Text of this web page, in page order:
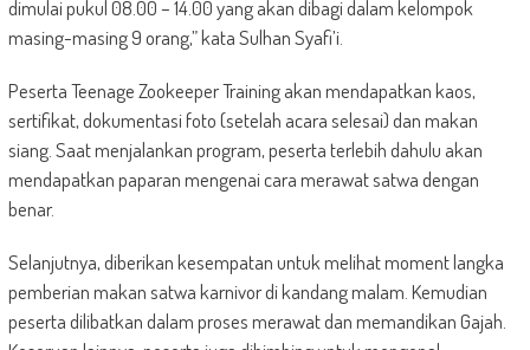
dimulai pukul 08.00 – 14.00 yang akan dibagi dalam kelompok
masing-masing 9 orang,” kata Sulhan Syafi’i.
Peserta Teenage Zookeeper Training akan mendapatkan kaos,
sertifikat, dokumentasi foto (setelah acara selesai) dan makan
siang. Saat menjalankan program, peserta terlebih dahulu akan
mendapatkan paparan mengenai cara merawat satwa dengan
benar.
Selanjutnya, diberikan kesempatan untuk melihat moment langka
pemberian makan satwa karnivor di kandang malam. Kemudian
peserta dilibatkan dalam proses merawat dan memandikan Gajah.